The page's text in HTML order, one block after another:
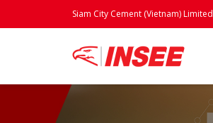
Siam City Cement (Vietnam) Limited